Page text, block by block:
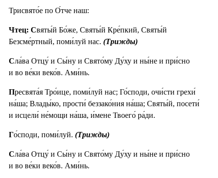
Трисвято́е по О́тче наш:
Чтец: Святы́й Бо́же, Святы́й Кре́пкий, Святы́й
Безсме́ртный, поми́луй нас. (Трижды)
Сла́ва Отцу́ и Сы́ну и Свято́му Ду́ху и ны́не и при́сно
и во ве́ки веко́в. Ами́нь.
Пресвята́я Тро́ице, поми́луй нас; Го́споди, очи́сти грехи́
на́ша; Влады́ко, прости́ беззако́ния на́ша; Святы́й, посети́
и исцели́ не́мощи на́ша, и́мене Твоего́ ра́ди.
Го́споди, поми́луй. (Трижды)
Сла́ва Отцу́ и Сы́ну и Свято́му Ду́ху и ны́не и при́сно
и во ве́ки веко́в. Ами́нь.